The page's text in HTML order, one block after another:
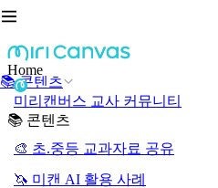
📚 콘텐츠
Home
미리캔버스 교사 커뮤니티
📚 콘텐츠
🎨 초.중등 교과자료 공유
🦄 미캔 AI 활용 사례